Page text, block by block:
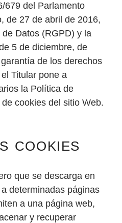
679 del Parlamento
de 27 de abril de 2016,
Datos (RGPD) y la
5 de diciembre, de
de los derechos
Titular pone a
la Política de
cookies del sitio Web.
COOKIES
que se descarga en
determinadas páginas
a una página web,
y recuperar